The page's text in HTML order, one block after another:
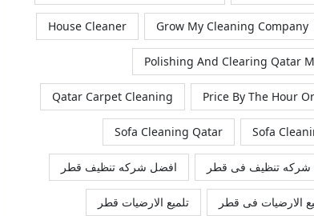
Grow My Cleaning Company
House Cleaner
Polishing And Clearing Qatar
Price By The Hour
Qatar Carpet Cleaning
Sofa
Sofa Cleaning Qatar
تنظيف فى قطر افضل شركه تنظيف قطر
الارضيات فى قطر تلميع الارضيات قطر